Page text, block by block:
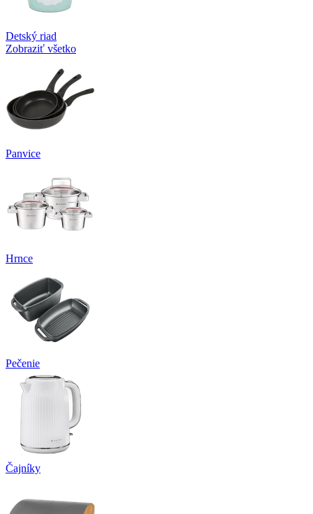
Detský riad
Zobraziť všetko
Panvice
Hrnce
Pečenie
Čajníky